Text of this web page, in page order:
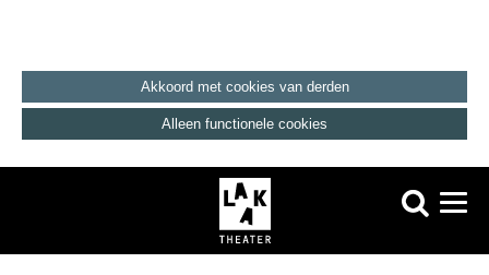
Akkoord met cookies van derden
Alleen functionele cookies